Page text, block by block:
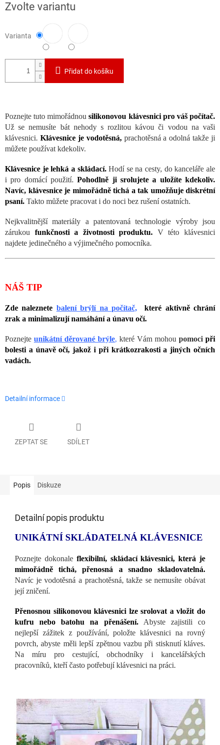
cena:
Zvolte variantu
Varianta
Přidat do košíku
Poznejte tuto mimořádnousilikonovou klávesnici pro váš počítač.
Už se nemusíte bát nehody s rozlitou kávou či vodou na vaši
klávesnici. Klávesnice je vodotěsná,prachotěsná a odolná takže ji
můžete používat kdekoliv.
Klávesnice je lehká a skládací.Hodí se na cesty, do kanceláře ale
i pro domácí použití.Pohodlně ji srolujete a uložíte kdekoliv.
Navíc, klávesnice je mimořádně tichá a tak umožňuje diskrétní
psaní. Takto můžete pracovat i do noci bez rušení ostatních.
Nejkvalitnější materiály a patentovaná technologie výroby jsou
zárukou funkčnosti a životnosti produktu. V této klávesnici
najdete jedinečného a výjimečného pomocníka.
NÁŠ TIP
Zde naleznete balení brýlí na počítač,
které aktivně chrání
zrak a minimalizují namáhání a únavu očí.
Poznejte unikátní děrované brýle, které Vám mohou pomoci při
bolesti a únavě očí, jakož i při krátkozrakosti a jiných očních
vadách.
Detailní informace
ZEPTAT SE SDÍLET
Popis Diskuze
Detailní popis produktu
UNIKÁTNÍ SKLÁDATELNÁ KLÁVESNICE
Poznejte dokonale flexibilní, skládací klávesnici, která je
mimořádně tichá, přenosná a snadno skladovatelná.
Navíc je vodotěsná a prachotěsná, takže se nemusíte obávat
její zničení.
Přenosnou silikonovou klávesnici lze srolovat a vložit do
kufru nebo batohu na přenášení.Abyste zajistili co
nejlepší zážitek z používání, položte klávesnici na rovný
povrch, abyste měli lepší zpětnou vazbu při stisknutí kláves.
Na míru pro cestující, obchodníky i kancelářských
pracovníků, kteří často potřebují klávesnici na práci.